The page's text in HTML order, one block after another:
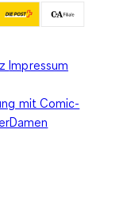
Impressum
mit Comic-
Damen